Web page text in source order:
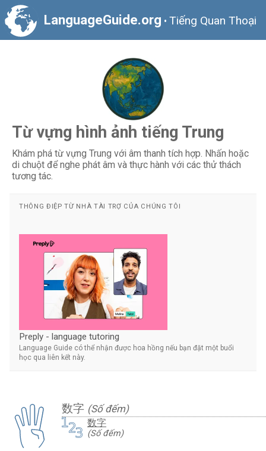
LanguageGuide.org • Tiếng Quan Thoại
Từ vựng hình ảnh tiếng Trung
Khám phá từ vựng Trung với âm thanh tích hợp. Nhấn hoặc
di chuột để nghe phát âm và thực hành với các thử thách
tương tác.
数字 (Số đếm)
数字
(Số đếm)
THÔNG ĐIỆP TỪ NHÀ TÀI TRỢ CỦA CHÚNG TÔI
Preply - language tutoring
Language Guide có thể nhận được hoa hồng nếu bạn đặt một buổi
học qua liên kết này.